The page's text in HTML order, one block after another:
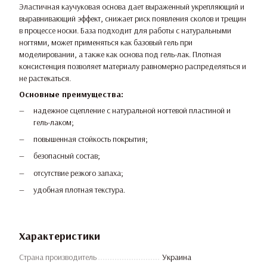
Эластичная каучуковая основа дает выраженный укрепляющий и
выравнивающий эффект, снижает риск появления сколов и трещин
в процессе носки. База подходит для работы с натуральными
ногтями, может применяться как базовый гель при
моделировании, а также как основа под гель-лак. Плотная
консистенция позволяет материалу равномерно распределяться и
не растекаться.
Основные преимущества:
надежное сцепление с натуральной ногтевой пластиной и
гель-лаком;
повышенная стойкость покрытия;
безопасный состав;
отсутствие резкого запаха;
удобная плотная текстура.
Характеристики
Страна производитель Украина